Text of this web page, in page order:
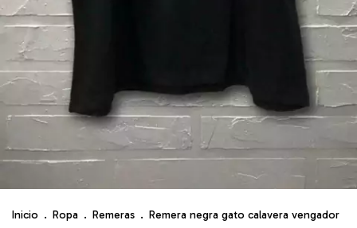
Inicio . Ropa . Remeras . Remera negra gato calavera vengador